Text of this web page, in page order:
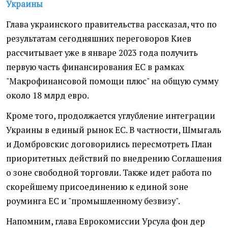
Украины
Глава украинского правительства рассказал, что по
результатам сегодняшних переговоров Киев
рассчитывает уже в январе 2023 года получить
первую часть финансирования ЕС в рамках
"Макрофинансовой помощи плюс" на общую сумму
около 18 млрд евро.
Кроме того, продолжается углубление интеграции
Украины в единый рынок ЕС. В частности, Шмыгаль
и Домбровскис договорились пересмотреть План
приоритетных действий по внедрению Соглашения
о зоне свободной торговли. Также идет работа по
скорейшему присоединению к единой зоне
роуминга ЕС и "промышленному безвизу".
Напомним, глава Еврокомиссии Урсула фон дер